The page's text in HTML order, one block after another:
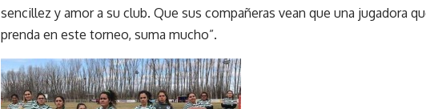
sencillez y amor a su club. Que sus compañeras vean que una jugadora
prenda en este torneo, suma mucho”.